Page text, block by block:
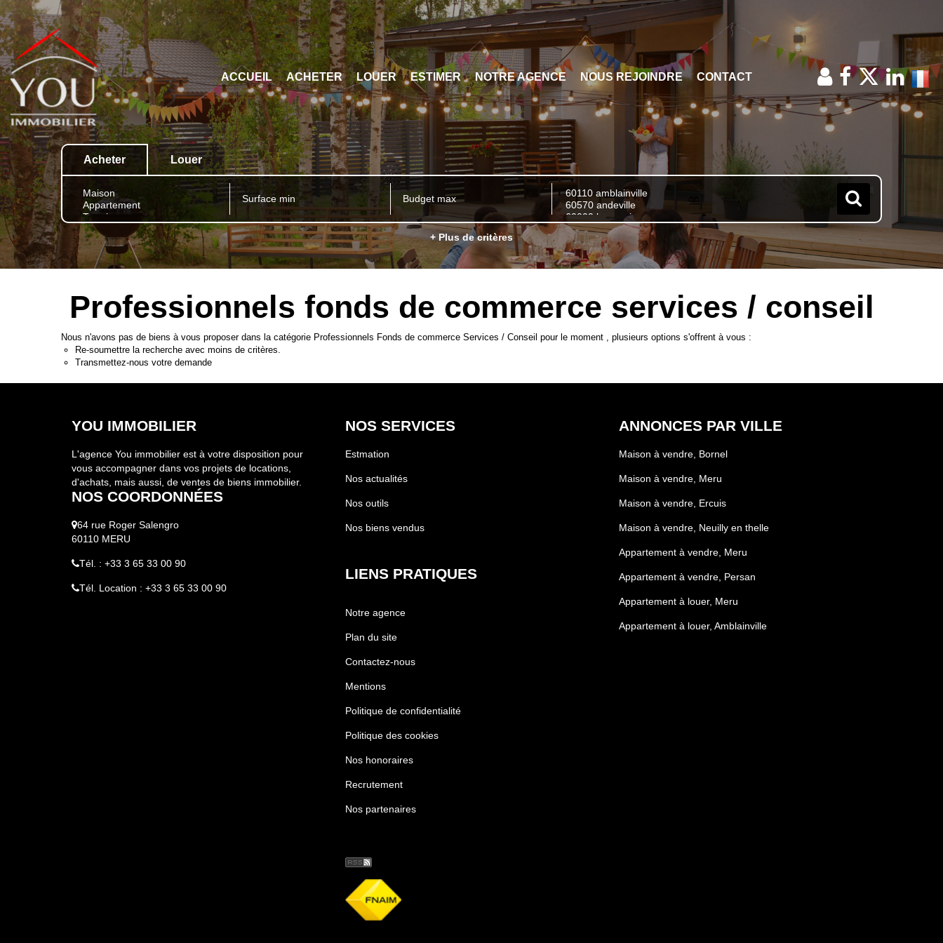
ACCUEIL ACHETER LOUER ESTIMER NOTRE AGENCE NOUS REJOINDRE CONTACT
Acheter Louer
+ Plus de critères
Professionnels fonds de commerce services / conseil
Nous n'avons pas de biens à vous proposer dans la catégorie Professionnels Fonds de commerce Services / Conseil pour le moment , plusieurs options s'offrent à vous :
Re-soumettre la recherche avec moins de critères.
Transmettez-nous votre demande
YOU IMMOBILIER
L'agence You immobilier est à votre disposition pour
vous accompagner dans vos projets de locations,
d'achats, mais aussi, de ventes de biens immobilier.
NOS COORDONNÉES
64 rue Roger Salengro
60110 MERU
Tél. : +33 3 65 33 00 90
Tél. Location : +33 3 65 33 00 90
NOS SERVICES
Estmation
Nos actualités
Nos outils
Nos biens vendus
LIENS PRATIQUES
Notre agence
Plan du site
Contactez-nous
Mentions
Politique de confidentialité
Politique des cookies
Nos honoraires
Recrutement
Nos partenaires
ANNONCES PAR VILLE
Maison à vendre, Bornel
Maison à vendre, Meru
Maison à vendre, Ercuis
Maison à vendre, Neuilly en thelle
Appartement à vendre, Meru
Appartement à vendre, Persan
Appartement à louer, Meru
Appartement à louer, Amblainville